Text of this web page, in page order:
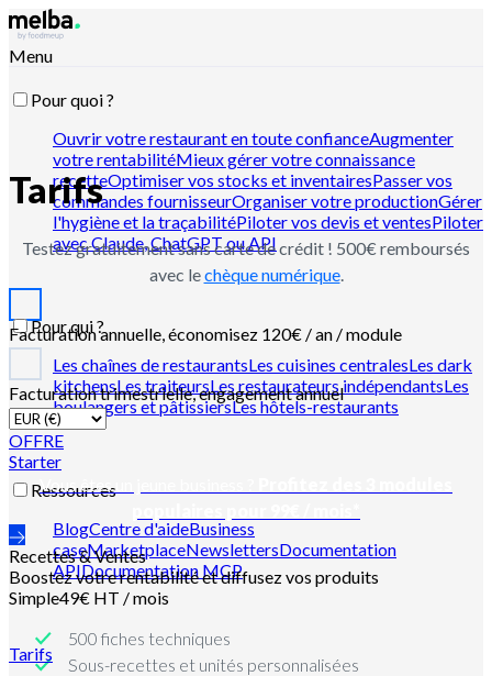
Menu
Pour quoi ?
Ouvrir votre restaurant en toute confianceAugmenter
votre rentabilitéMieux gérer votre connaissance
recetteOptimiser vos stocks et inventairesPasser vos
commandes fournisseurOrganiser votre productionGérer
l'hygiène et la traçabilitéPiloter vos devis et ventesPiloter
avec Claude, ChatGPT ou API
Pour qui ?
Les chaînes de restaurantsLes cuisines centralesLes dark
kitchensLes traiteursLes restaurateurs indépendantsLes
boulangers et pâtissiersLes hôtels-restaurants
Ressources
BlogCentre d'aideBusiness
caseMarketplaceNewslettersDocumentation
APIDocumentation MCP
Tarifs
Tarifs
Testez gratuitement sans carte de crédit ! 500€ remboursés
avec lechèque numérique.
Facturation annuelle, économisez 120€ / an / module
Facturation trimestrielle, engagement annuel
OFFRE
Starter
Vous êtes un jeune business ?
Recettes & Ventes
Boostez votre rentabilité et diffusez vos produits
Simple49€ HT / mois
500 fiches techniques
Sous-recettes et unités personnalisées